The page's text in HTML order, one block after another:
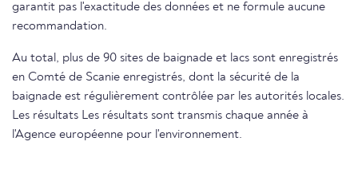
garantit pas l'exactitude des données et ne formule aucune
recommandation.
Au total, plus de 90 sites de baignade et lacs sont enregistrés
en Comté de Scanie enregistrés, dont la sécurité de la
baignade est régulièrement contrôlée par les autorités locales.
Les résultats Les résultats sont transmis chaque année à
l'Agence européenne pour l'environnement.